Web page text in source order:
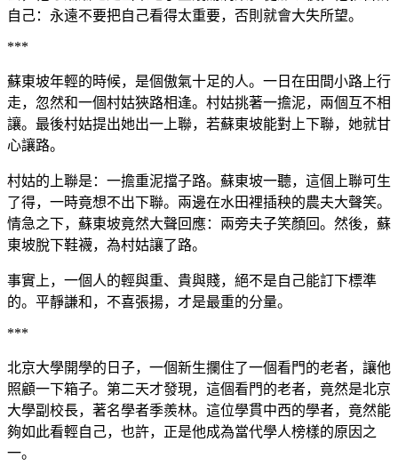
自己：永遠不要把自己看得太重要，否則就會大失所望。
***
蘇東坡年輕的時候，是個傲氣十足的人。一日在田間小路上行
走，忽然和一個村姑狹路相逢。村姑挑著一擔泥，兩個互不相
讓。最後村姑提出她出一上聯，若蘇東坡能對上下聯，她就甘
心讓路。
村姑的上聯是：一擔重泥擋子路。蘇東坡一聽，這個上聯可生
了得，一時竟想不出下聯。兩邊在水田裡插秧的農夫大聲笑。
情急之下，蘇東坡竟然大聲回應：兩旁夫子笑顏回。然後，蘇
東坡脫下鞋襪，為村姑讓了路。
事實上，一個人的輕與重、貴與賤，絕不是自己能訂下標準
的。平靜謙和，不喜張揚，才是最重的分量。
***
北京大學開學的日子，一個新生攔住了一個看門的老者，讓他
照顧一下箱子。第二天才發現，這個看門的老者，竟然是北京
大學副校長，著名學者季羨林。這位學貫中西的學者，竟然能
夠如此看輕自己，也許，正是他成為當代學人榜樣的原因之
一。